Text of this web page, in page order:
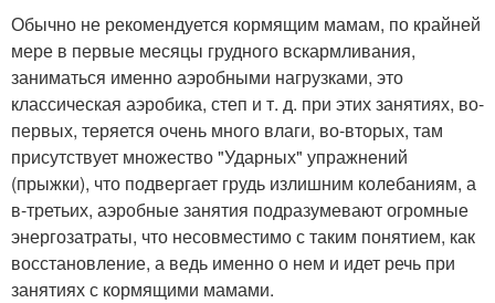
Обычно не рекомендуется кормящим мамам, по крайней
мере в первые месяцы грудного вскармливания,
заниматься именно аэробными нагрузками, это
классическая аэробика, степ и т. д. при этих занятиях, во-
первых, теряется очень много влаги, во-вторых, там
присутствует множество "Ударных" упражнений
(прыжки), что подвергает грудь излишним колебаниям, а
в-третьих, аэробные занятия подразумевают огромные
энергозатраты, что несовместимо с таким понятием, как
восстановление, а ведь именно о нем и идет речь при
занятиях с кормящими мамами.